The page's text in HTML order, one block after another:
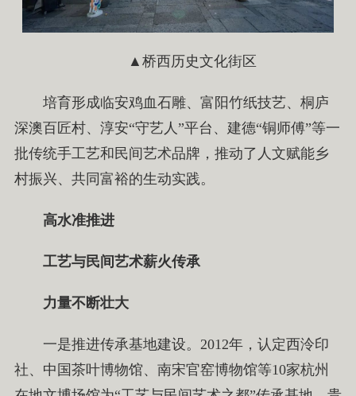
▲桥西历史文化街区
培育形成临安鸡血石雕、富阳竹纸技艺、桐庐
深澳百匠村、淳安“守艺人”平台、建德“铜师傅”等一
批传统手工艺和民间艺术品牌，推动了人文赋能乡
村振兴、共同富裕的生动实践。
高水准推进
工艺与民间艺术薪火传承
力量不断壮大
一是推进传承基地建设。2012年，认定西泠印
社、中国茶叶博物馆、南宋官窑博物馆等10家杭州